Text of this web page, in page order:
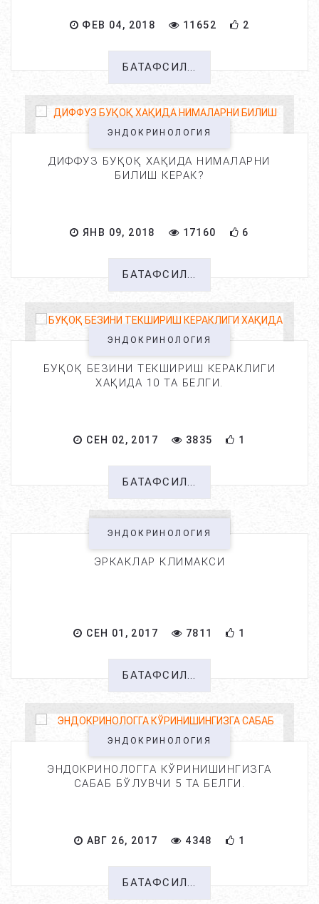
ФЕВ 04, 2018 11652 2
БАТАФСИЛ...
ЭНДОКРИНОЛОГИЯ
ДИФФУЗ БУҚОҚ ХАҚИДА НИМАЛАРНИ
БИЛИШ КЕРАК?
ЯНВ 09, 2018 17160 6
БАТАФСИЛ...
ЭНДОКРИНОЛОГИЯ
БУҚОҚ БЕЗИНИ ТЕКШИРИШ КЕРАКЛИГИ
ХАҚИДА 10 ТА БЕЛГИ.
СЕН 02, 2017 3835 1
БАТАФСИЛ...
ЭНДОКРИНОЛОГИЯ
ЭРКАКЛАР КЛИМАКСИ
СЕН 01, 2017 7811 1
БАТАФСИЛ...
ЭНДОКРИНОЛОГИЯ
ЭНДОКРИНОЛОГГА КЎРИНИШИНГИЗГА
САБАБ БЎЛУВЧИ 5 ТА БЕЛГИ.
АВГ 26, 2017 4348 1
БАТАФСИЛ...